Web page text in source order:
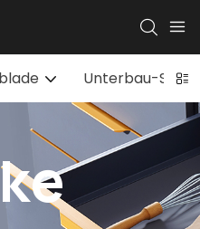
Unterbau-